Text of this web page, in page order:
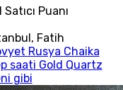
Satıcı Puanı
, Fatih
Rusya Chaika
saati Gold Quartz
gibi